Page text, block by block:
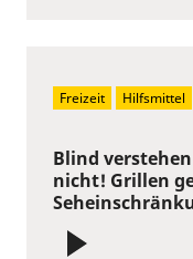
Blind
nicht! Grillen
Freizeit Hilfsmittel